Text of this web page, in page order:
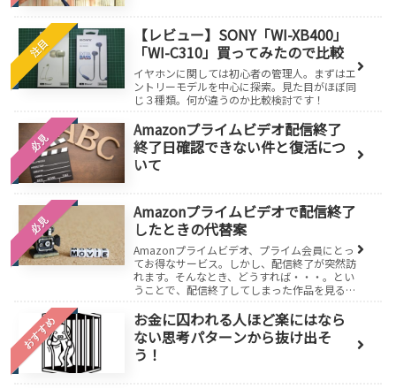
注目
【レビュー】SONY「WI-XB400」
「WI-C310」買ってみたので比較
イヤホンに関しては初心者の管理人。まずはエ
ントリーモデルを中心に探索。見た目がほぼ同
じ３種類。何が違うのか比較検討です！
必見
Amazonプライムビデオ配信終了
終了日確認できない件と復活につ
いて
必見
Amazonプライムビデオで配信終了
したときの代替案
Amazonプライムビデオ、プライム会員にとっ
てお得なサービス。しかし、配信終了が突然訪
れます。そんなとき、どうすれば・・・。とい
うことで、配信終了してしまった作品を見るた
おすすめ
お金に囚われる人ほど楽にはなら
ない思考パターンから抜け出そ
う！